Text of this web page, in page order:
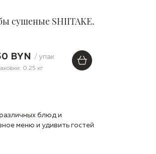
сушеные SHIITAKE.
BYN / упак
0.25 кг
блюд и
меню и удивить гостей